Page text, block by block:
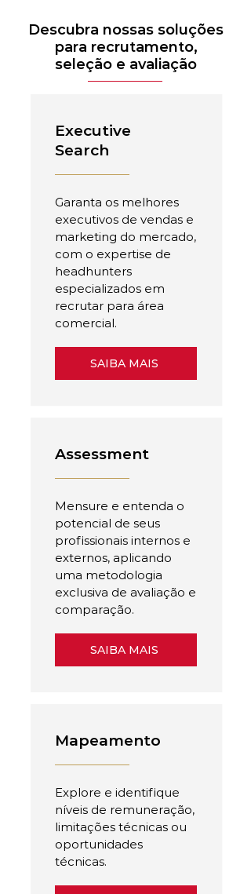
Descubra nossas soluções
para recrutamento,
seleção e avaliação
Executive
Search
Garanta os melhores
executivos de vendas e
marketing do mercado,
com o expertise de
headhunters
especializados em
recrutar para área
comercial.
SAIBA MAIS
Assessment
Mensure e entenda o
potencial de seus
profissionais internos e
externos, aplicando
uma metodologia
exclusiva de avaliação e
comparação.
SAIBA MAIS
Mapeamento
Explore e identifique
níveis de remuneração,
limitações técnicas ou
oportunidades
técnicas.